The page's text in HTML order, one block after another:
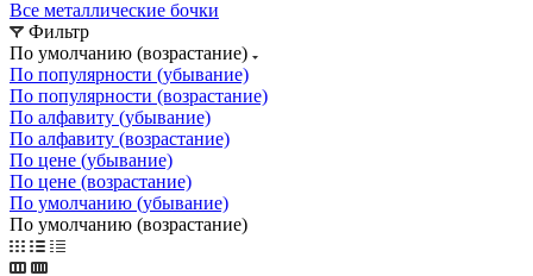
Все металлические бочки
Фильтр
По умолчанию (возрастание)
По популярности (убывание)
По популярности (возрастание)
По алфавиту (убывание)
По алфавиту (возрастание)
По цене (убывание)
По цене (возрастание)
По умолчанию (убывание)
По умолчанию (возрастание)